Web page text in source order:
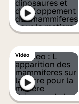
Vidéo